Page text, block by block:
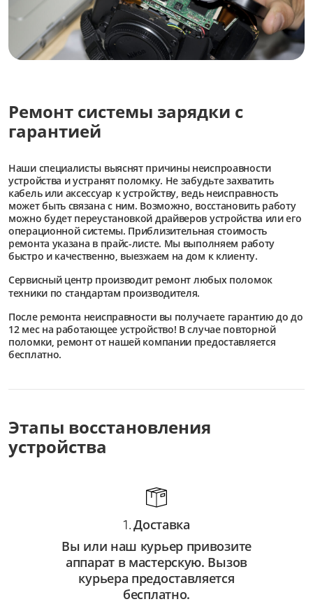
Ремонт системы зарядки с
гарантией
Наши специалисты выяснят причины неиспроавности
устройства и устранят поломку. Не забудьте захватить
кабель или аксессуар к устройству, ведь неисправность
может быть связана с ним. Возможно, восстановить работу
можно будет переустановкой драйверов устройства или его
операционной системы. Приблизительная стоимость
ремонта указана в прайс-листе. Мы выполняем работу
быстро и качественно, выезжаем на дом к клиенту.
Сервисный центр производит ремонт любых поломок
техники по стандартам производителя.
После ремонта неисправности вы получаете гарантию до до
12 мес на работающее устройство! В случае повторной
поломки, ремонт от нашей компании предоставляется
бесплатно.
Этапы восстановления
устройства
1.Доставка
Вы или наш курьер привозите
аппарат в мастерскую. Вызов
курьера предоставляется
бесплатно.